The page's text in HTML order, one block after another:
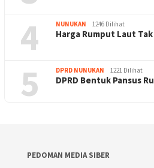
4 NUNUKAN 1246 Dilihat
Harga Rumput Laut
5 DPRD NUNUKAN 1221 Dilihat
DPRD Bentuk Pansus
PEDOMAN MEDIA SIBER